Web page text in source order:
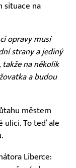
situace na
opravy musí
strany a jediný
na několik
a budou
městem
ulici. To teď ale
Liberce: